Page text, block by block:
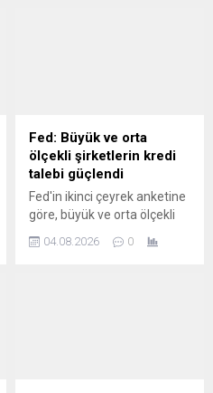
etme gibi önemli yaşam
kararlarını finansal
öncelikleri doğrultusunda
ertelediğini belirtiyor.
Fed: Büyük ve orta
ölçekli şirketlerin kredi
talebi güçlendi
Fed'in ikinci çeyrek anketine
göre, büyük ve orta ölçekli
kredi talebi güçlenirken,
04.08.2026 0